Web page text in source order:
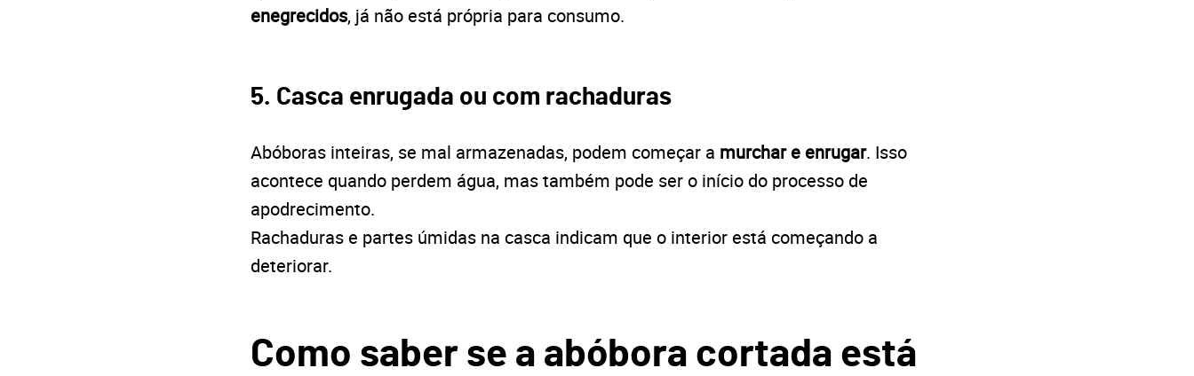
enegrecidos, já não está própria para consumo.
5. Casca enrugada ou com rachaduras
Abóboras inteiras, se mal armazenadas, podem começar a murchar e enrugar. Isso
acontece quando perdem água, mas também pode ser o início do processo de
apodrecimento.
Rachaduras e partes úmidas na casca indicam que o interior está começando a
deteriorar.
Como saber se a abóbora cortada está